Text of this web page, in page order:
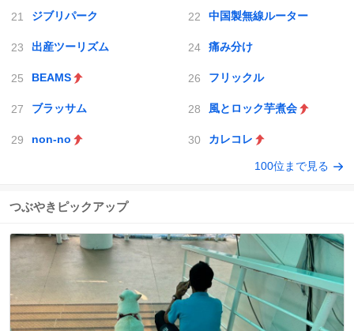
ジブリパーク 中国製無線ルーター
出産ツーリズム 痛み分け
BEAMS フリックル
ブラッサム 風とロック芋煮会
non-no カレコレ
100位まで見る
つぶやきピックアップ